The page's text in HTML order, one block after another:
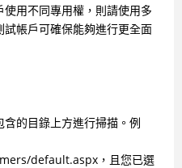
用不同專用權，則請使用多
帳戶可確保能夠進行更全面
的目錄上方進行掃描。例
default.aspx，且您已選